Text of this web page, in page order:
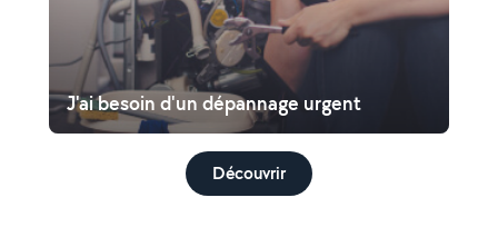
J'ai besoin d'un dépannage urgent
Découvrir